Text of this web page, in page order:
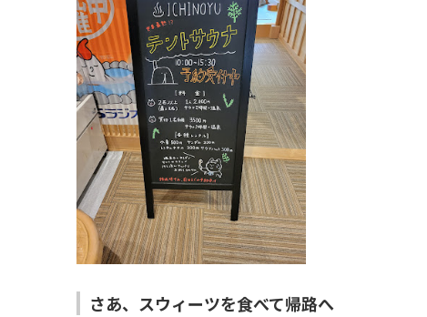
さあ、スウィーツを食べて帰路へ